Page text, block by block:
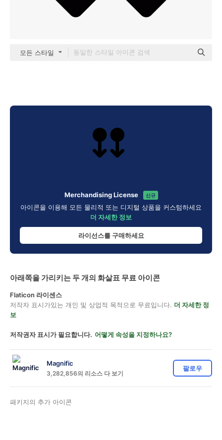
모든 스타일
Merchandising License 신규
아이콘을 이용해 모든 물리적 또는 디지털 상품을 커스텀하세요
더 자세한 정보
라이선스를 구매하세요
아래쪽을 가리키는 두 개의 화살표 무료 아이콘
Flaticon 라이센스
저작자 표시가있는 개인 및 상업적 목적으로 무료입니다. 더 자세한 정
보
저작권자 표시가 필요합니다. 어떻게 속성을 지정하나요?
Magnific
3,282,856의 리소스 다 보기
팔로우
패키지의 추가 아이콘